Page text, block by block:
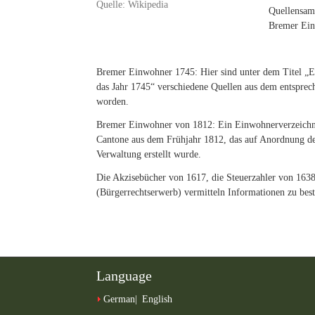
Quelle: Wikipedia
Bremer
Bremer Einwohner 1745: Hier sind unter dem Titel
das Jahr 1745“ verschiedene Quellen aus dem
worden.
Bremer Einwohner von 1812: Ein
Cantone aus dem Frühjahr 1812, das auf Anordnung
Verwaltung erstellt wurde.
Die Akzisebücher von 1617, die Steuerzahler von
(Bürgerrechtserwerb) vermitteln Informationen zu
Language
German English